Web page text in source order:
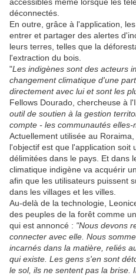
déconnectés.
En outre, grâce à l'application,
entrer et partager des alertes
leurs terres, telles que la
l'extraction du bois.
"Les indigènes sont des acteurs
changement climatique d'une
directement avec lui et sont les
Fellows Dourado, chercheuse à
outil de soutien à la gestion
compte - les communautés elles-
Actuellement utilisée au
l'objectif est que l'application soit
délimitées dans le pays. Et dans
climatique indigène va acquérir
afin que les utilisateurs puissent
dans les villages et les villes.
Au-delà de la technologie,
des peuples de la forêt comme
qui est annoncé : "Nous devons
connecter avec elle. Nous
incarnés dans la matière, reliés
qui existe. Les gens s'en sont
le sol, ils ne sentent pas la brise.